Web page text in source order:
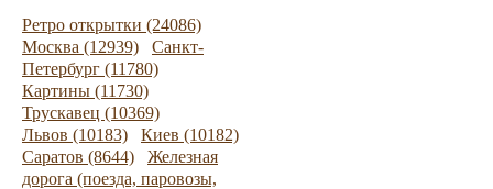
Ретро открытки (24086)
Москва (12939)
Санкт-
Петербург (11780)
Картины (11730)
Трускавец (10369)
Львов (10183)
Киев (10182)
Саратов (8644)
Железная
дорога (поезда, паровозы,